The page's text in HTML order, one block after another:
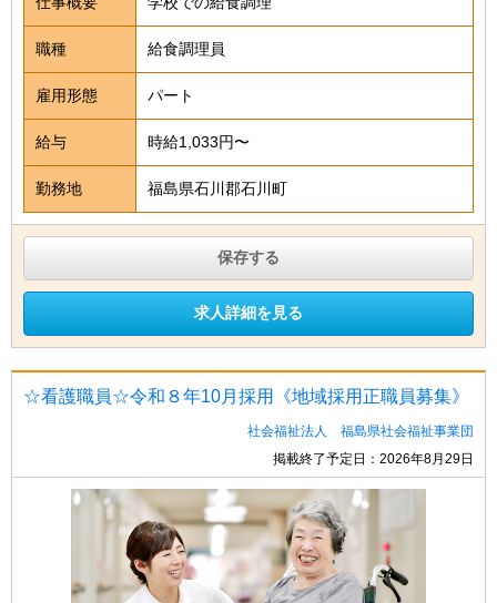
職種 給食調理員
雇用形態 パート
給与 時給1,033円〜
勤務地 福島県石川郡石川町
保存する
求人詳細を見る
☆看護職員☆令和８年10月採用《地域採用正職員募集》
社会福祉法人 福島県社会福祉事業団
掲載終了予定日：2026年8月29日